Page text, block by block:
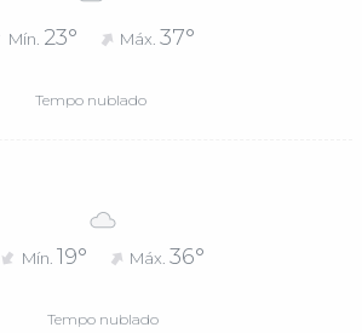
Mín. 23° Máx. 37°
Tempo nublado
Mín. 19° Máx.36°
Tempo nublado